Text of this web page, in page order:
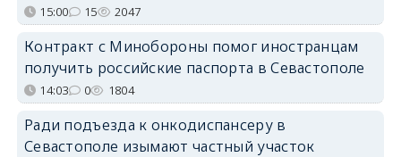
15:00 15 2047
Контракт с Минобороны помог иностранцам
получить российские паспорта в Севастополе
14:03 0 1804
Ради подъезда к онкодиспансеру в
Севастополе изымают частный участок